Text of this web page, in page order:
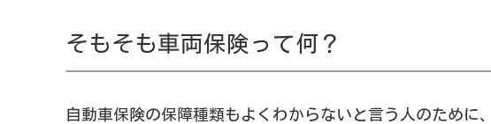
そもそも車両保険って何？
自動車保険の保障種類もよくわからないと言う人のために